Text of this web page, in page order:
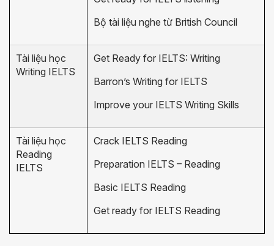
Bộ tài liệu nghe từ British Council
Tài liệu học
Writing IELTS
Get Ready for IELTS: Writing
Barron’s Writing for IELTS
Improve your IELTS Writing Skills
Tài liệu học
Reading
IELTS
Crack IELTS Reading
Preparation IELTS – Reading
Basic IELTS Reading
Get ready for IELTS Reading